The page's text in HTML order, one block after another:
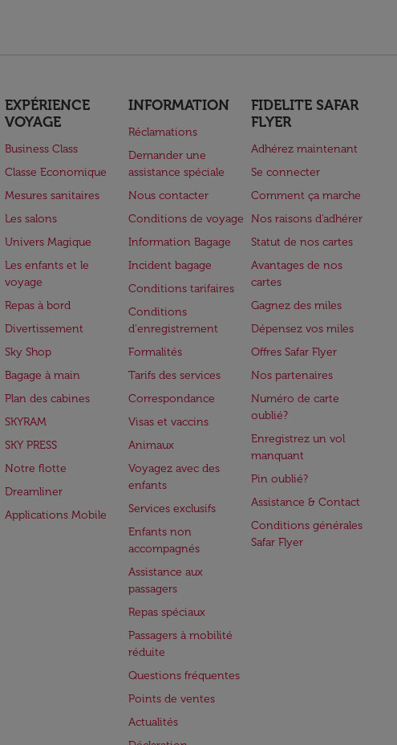
EXPÉRIENCE
VOYAGE
Business Class
Classe Economique
Mesures sanitaires
Les salons
Univers Magique
Les enfants et le
voyage
Repas à bord
Divertissement
Sky Shop
Bagage à main
Plan des cabines
SKYRAM
SKY PRESS
Notre flotte
Dreamliner
Applications Mobile
INFORMATION
Réclamations
Demander une
assistance spéciale
Nous contacter
Conditions de voyage
Information Bagage
Incident bagage
Conditions tarifaires
Conditions
d'enregistrement
Formalités
Tarifs des services
Correspondance
Visas et vaccins
Animaux
Voyagez avec des
enfants
Services exclusifs
Enfants non
accompagnés
Assistance aux
passagers
Repas spéciaux
Passagers à mobilité
réduite
Questions fréquentes
Points de ventes
Actualités
FIDELITE SAFAR
FLYER
Adhérez maintenant
Se connecter
Comment ça marche
Nos raisons d'adhérer
Statut de nos cartes
Avantages de nos
cartes
Gagnez des miles
Dépensez vos miles
Offres Safar Flyer
Nos partenaires
Numéro de carte
oublié?
Enregistrez un vol
manquant
Pin oublié?
Assistance & Contact
Conditions générales
Safar Flyer